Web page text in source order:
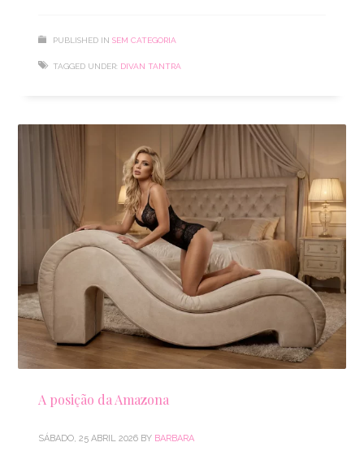
PUBLISHED IN SEM CATEGORIA
TAGGED UNDER: DIVAN TANTRA
A posição da Amazona
SÁBADO, 25 ABRIL 2026 BY BARBARA